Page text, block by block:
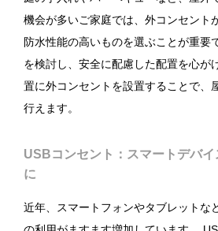
機会が多いご家庭では、外コンセント
防水性能の高いものを選ぶことが重要
を検討し、安全に配慮した配置を心が
置に外コンセントを設置することで、
行えます。
USBコンセント：スマートデバ
に
近年、スマートフォンやタブレットな